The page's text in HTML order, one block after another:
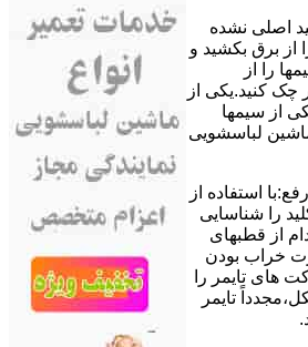
اﺻﻠﯽ ﻧﺸﺪه
از ﺑﺮق بکشید و
را از
چک کنید.یکی از
از سیمها
لباسشویی
اﺳﺘﻔﺎده از
را ﺷﻨﺎﺳﺎﯾﯽ
از قطبهای
ﺧﺮاب ﺑﻮدن
ﻫﺎی ﺗﺎﯾﻤﺮ را
ﺗﺎﯾﻤﺮ